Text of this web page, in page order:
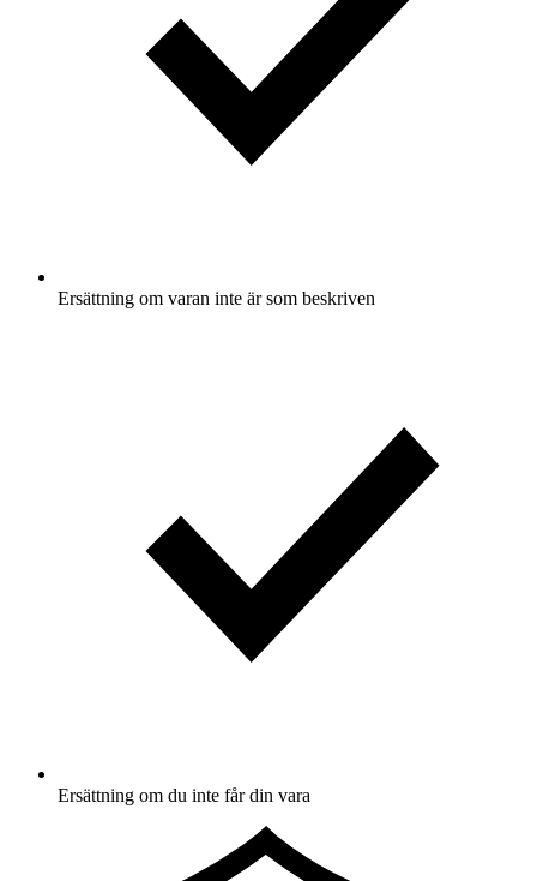
Ersättning om varan inte är som beskriven
Ersättning om du inte får din vara